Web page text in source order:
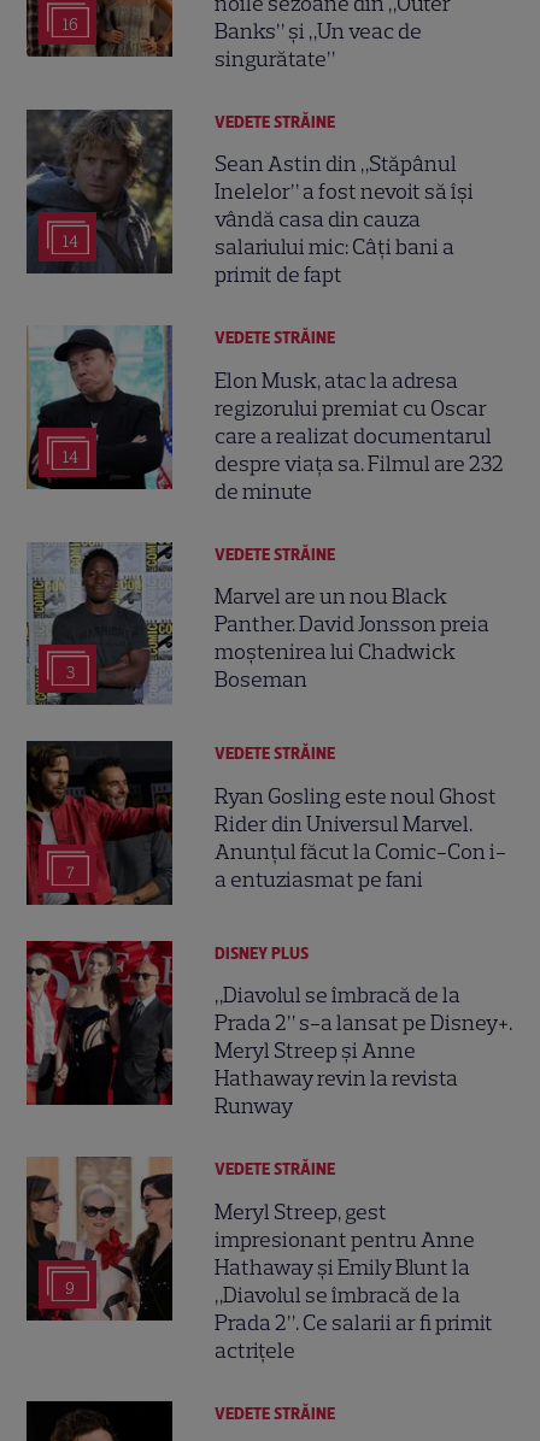
16
Banks” și „Un veac de
singurătate”
14
VEDETE STRĂINE
Sean Astin din „Stăpânul
Inelelor” a fost nevoit să își
vândă casa din cauza
salariului mic: Câți bani a
primit de fapt
14
VEDETE STRĂINE
Elon Musk, atac la adresa
regizorului premiat cu Oscar
care a realizat documentarul
despre viața sa. Filmul are 232
de minute
3
VEDETE STRĂINE
Marvel are un nou Black
Panther. David Jonsson preia
moștenirea lui Chadwick
Boseman
7
VEDETE STRĂINE
Ryan Gosling este noul Ghost
Rider din Universul Marvel.
Anunțul făcut la Comic-Con i-
a entuziasmat pe fani
DISNEY PLUS
„Diavolul se îmbracă de la
Prada 2” s-a lansat pe Disney+.
Meryl Streep și Anne
Hathaway revin la revista
Runway
9
VEDETE STRĂINE
Meryl Streep, gest
impresionant pentru Anne
Hathaway și Emily Blunt la
„Diavolul se îmbracă de la
Prada 2”. Ce salarii ar fi primit
actrițele
VEDETE STRĂINE